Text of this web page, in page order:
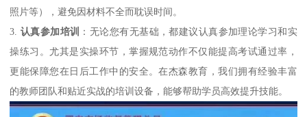
照片等），避免因材料不全而耽误时间。
3. 认真参加培训
：无论您有无基础，都建议认真参加理论学习和实
操练习。尤其是实操环节，掌握规范动作不仅能提高考试通过率，
更能保障您在日后工作中的安全。在杰森教育，我们拥有经验丰富
的教师团队和贴近实战的培训设备，能够帮助学员高效提升技能。